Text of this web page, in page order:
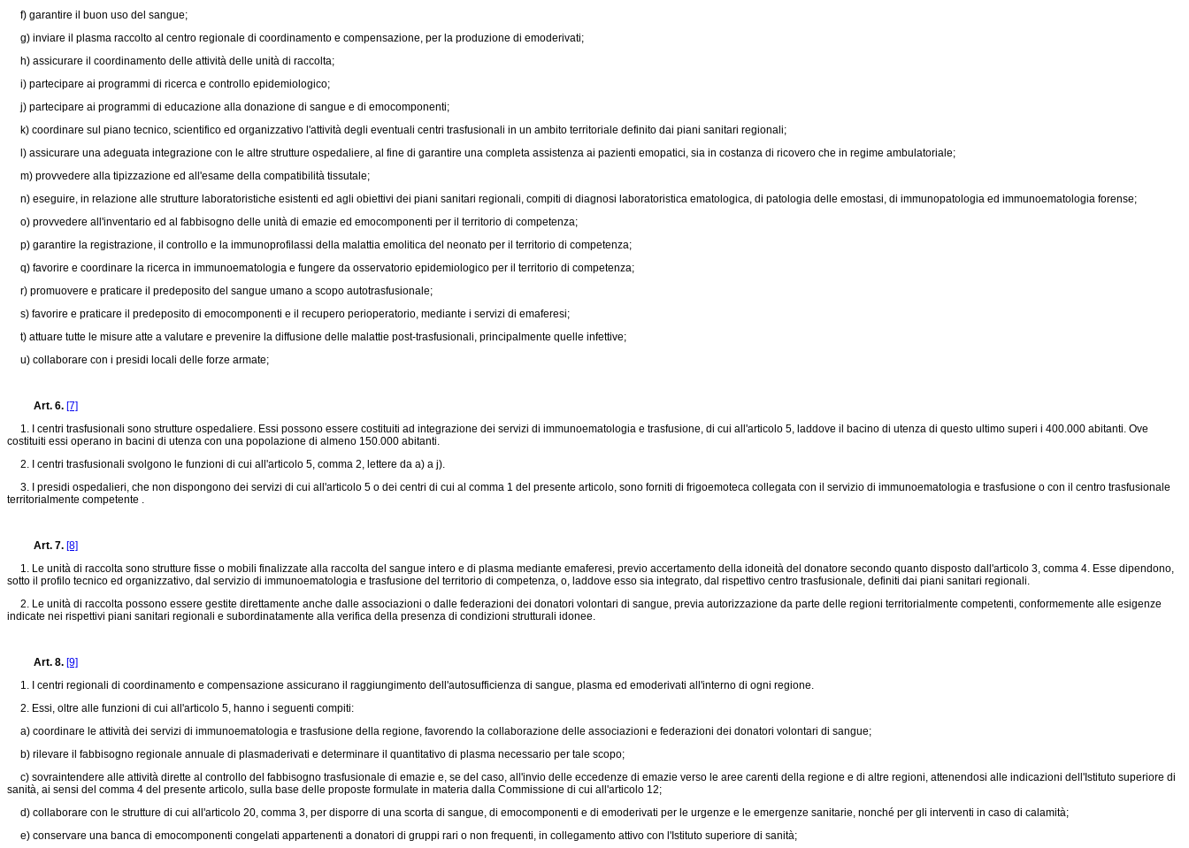
f) garantire il buon uso del sangue;
g) inviare il plasma raccolto al centro regionale di coordinamento e compensazione, per la produzione di emoderivati;
h) assicurare il coordinamento delle attività delle unità di raccolta;
i) partecipare ai programmi di ricerca e controllo epidemiologico;
j) partecipare ai programmi di educazione alla donazione di sangue e di emocomponenti;
k) coordinare sul piano tecnico, scientifico ed organizzativo l'attività degli eventuali centri trasfusionali in un ambito territoriale definito dai piani sanitari regionali;
l) assicurare una adeguata integrazione con le altre strutture ospedaliere, al fine di garantire una completa assistenza ai pazienti emopatici, sia in costanza di ricovero che in regime ambulatoriale;
m) provvedere alla tipizzazione ed all'esame della compatibilità tissutale;
n) eseguire, in relazione alle strutture laboratoristiche esistenti ed agli obiettivi dei piani sanitari regionali, compiti di diagnosi laboratoristica ematologica, di patologia delle emostasi, di immunopatologia ed immunoematologia forense;
o) provvedere all'inventario ed al fabbisogno delle unità di emazie ed emocomponenti per il territorio di competenza;
p) garantire la registrazione, il controllo e la immunoprofilassi della malattia emolitica del neonato per il territorio di competenza;
q) favorire e coordinare la ricerca in immunoematologia e fungere da osservatorio epidemiologico per il territorio di competenza;
r) promuovere e praticare il predeposito del sangue umano a scopo autotrasfusionale;
s) favorire e praticare il predeposito di emocomponenti e il recupero perioperatorio, mediante i servizi di emaferesi;
t) attuare tutte le misure atte a valutare e prevenire la diffusione delle malattie post-trasfusionali, principalmente quelle infettive;
u) collaborare con i presidi locali delle forze armate;
Art. 6. [7]
1. I centri trasfusionali sono strutture ospedaliere. Essi possono essere costituiti ad integrazione dei servizi di immunoematologia e trasfusione, di cui all'articolo 5, laddove il bacino di utenza di questo ultimo superi i 400.000 abitanti. Ove
costituiti essi operano in bacini di utenza con una popolazione di almeno 150.000 abitanti.
2. I centri trasfusionali svolgono le funzioni di cui all'articolo 5, comma 2, lettere da a) a j).
3. I presidi ospedalieri, che non dispongono dei servizi di cui all'articolo 5 o dei centri di cui al comma 1 del presente articolo, sono forniti di frigoemoteca collegata con il servizio di immunoematologia e trasfusione o con il centro trasfusionale
territorialmente competente .
Art. 7. [8]
1. Le unità di raccolta sono strutture fisse o mobili finalizzate alla raccolta del sangue intero e di plasma mediante emaferesi, previo accertamento della idoneità del donatore secondo quanto disposto dall'articolo 3, comma 4. Esse dipendono,
sotto il profilo tecnico ed organizzativo, dal servizio di immunoematologia e trasfusione del territorio di competenza, o, laddove esso sia integrato, dal rispettivo centro trasfusionale, definiti dai piani sanitari regionali.
2. Le unità di raccolta possono essere gestite direttamente anche dalle associazioni o dalle federazioni dei donatori volontari di sangue, previa autorizzazione da parte delle regioni territorialmente competenti, conformemente alle esigenze
indicate nei rispettivi piani sanitari regionali e subordinatamente alla verifica della presenza di condizioni strutturali idonee.
Art. 8. [9]
1. I centri regionali di coordinamento e compensazione assicurano il raggiungimento dell'autosufficienza di sangue, plasma ed emoderivati all'interno di ogni regione.
2. Essi, oltre alle funzioni di cui all'articolo 5, hanno i seguenti compiti:
a) coordinare le attività dei servizi di immunoematologia e trasfusione della regione, favorendo la collaborazione delle associazioni e federazioni dei donatori volontari di sangue;
b) rilevare il fabbisogno regionale annuale di plasmaderivati e determinare il quantitativo di plasma necessario per tale scopo;
c) sovraintendere alle attività dirette al controllo del fabbisogno trasfusionale di emazie e, se del caso, all'invio delle eccedenze di emazie verso le aree carenti della regione e di altre regioni, attenendosi alle indicazioni dell'Istituto superiore di
sanità, ai sensi del comma 4 del presente articolo, sulla base delle proposte formulate in materia dalla Commissione di cui all'articolo 12;
d) collaborare con le strutture di cui all'articolo 20, comma 3, per disporre di una scorta di sangue, di emocomponenti e di emoderivati per le urgenze e le emergenze sanitarie, nonché per gli interventi in caso di calamità;
e) conservare una banca di emocomponenti congelati appartenenti a donatori di gruppi rari o non frequenti, in collegamento attivo con l'Istituto superiore di sanità;